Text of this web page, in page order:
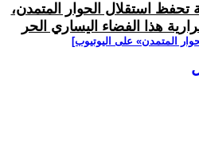
تحفظ استقلال الحوار المتمدن،
هذا الفضاء اليساري الحر
المتمدن» على اليوتيوب]